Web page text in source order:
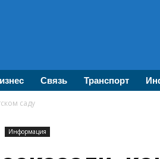
Связь Транспорт
саду
Информация